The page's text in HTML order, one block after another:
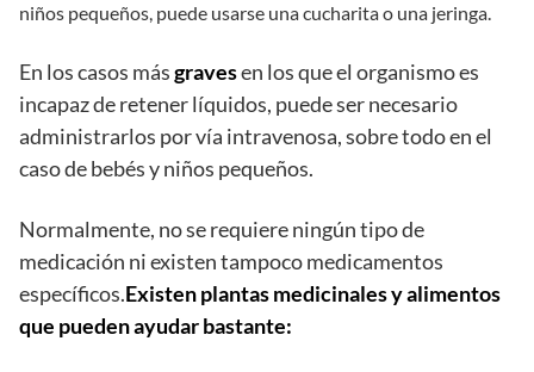
niños pequeños, puede usarse una cucharita o una jeringa.
En los casos másgravesen los que el organismo es
incapaz de retener líquidos, puede ser necesario
administrarlos por vía intravenosa, sobre todo en el
caso de bebés y niños pequeños.
Normalmente, no se requiere ningún tipo de
medicación ni existen tampoco medicamentos
específicos.Existen plantas medicinales y alimentos
que pueden ayudar bastante: